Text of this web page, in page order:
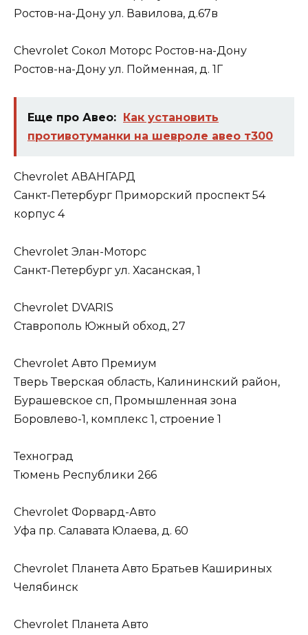
Ростов-на-Дону ул. Вавилова, д.67в
Chevrolet Сокол Моторс Ростов-на-Дону
Ростов-на-Дону ул. Пойменная, д. 1Г
Еще про Авео:
Как установить
противотуманки на шевроле авео т300
Chevrolet АВАНГАРД
Санкт-Петербург Приморский проспект 54
корпус 4
Chevrolet Элан-Моторс
Санкт-Петербург ул. Хасанская, 1
Chevrolet DVARIS
Ставрополь Южный обход, 27
Chevrolet Авто Премиум
Тверь Тверская область, Калининский район,
Бурашевское сп, Промышленная зона
Боровлево-1, комплекс 1, строение 1
Техноград
Тюмень Республики 266
Chevrolet Форвард-Авто
Уфа пр. Салавата Юлаева, д. 60
Chevrolet Планета Авто Братьев Кашириных
Челябинск
Chevrolet Планета Авто